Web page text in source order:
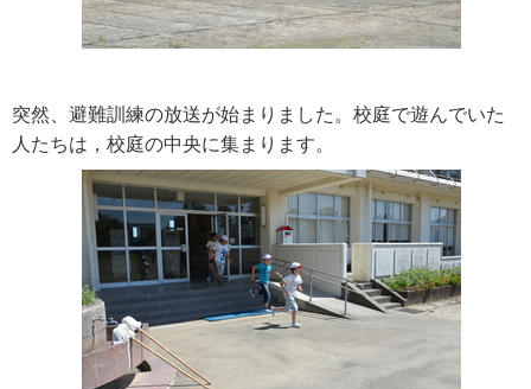
突然、避難訓練の放送が始まりました。校庭で遊んでいた
人たちは，校庭の中央に集まります。